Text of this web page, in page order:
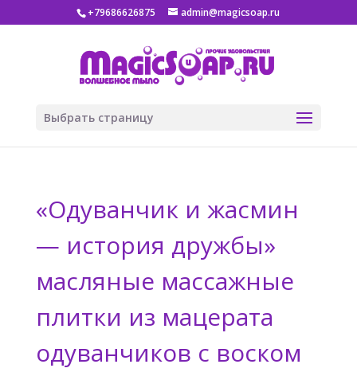
+79686626875 admin@magicsoap.ru
Выбрать страницу
«Одуванчик и жасмин
— история дружбы»
масляные массажные
плитки из мацерата
одуванчиков с воском